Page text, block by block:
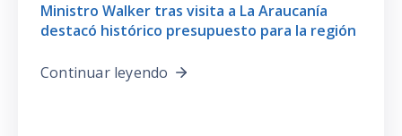
Ministro Walker tras visita a La Araucanía
destacó histórico presupuesto para la región
Continuar leyendo